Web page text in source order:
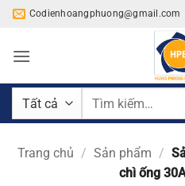
Bỏ
nội
Codienhoangphuong@gmail.com
Tìm
Trang chủ / Sản phẩm /
chì ống